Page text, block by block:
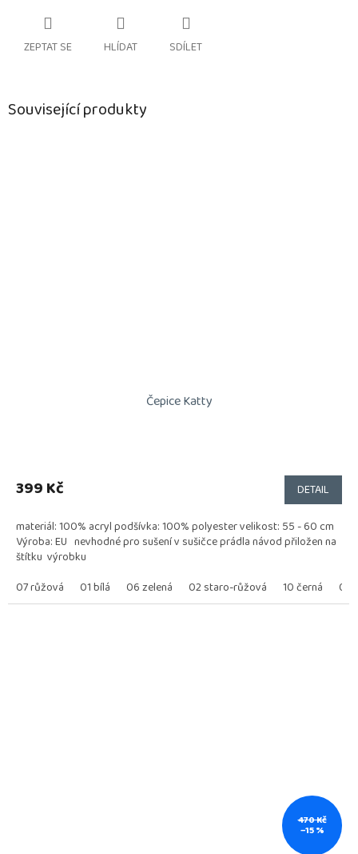
ZEPTAT SE HLÍDAT SDÍLET
Související produkty
Čepice Katty
399 Kč DETAIL
materiál: 100% acryl podšívka: 100% polyester velikost: 55 - 60 cm
Výroba: EU nevhodné pro sušení v sušičce prádla návod přiložen na
štítku výrobku
07 růžová
01 bílá 06 zelená 02 staro-růžová 10 černá 03
470 Kč
–15 %